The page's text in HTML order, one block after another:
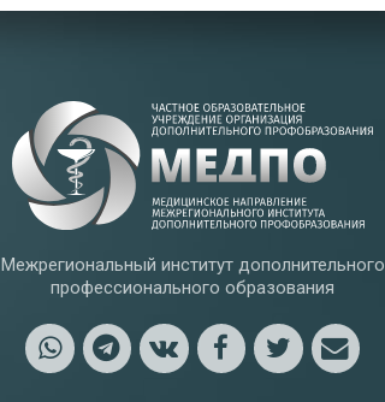
Межрегиональный институт дополнительного
профессионального образования